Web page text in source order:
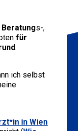
Beratungs-,
für
.
ich selbst
in Wien